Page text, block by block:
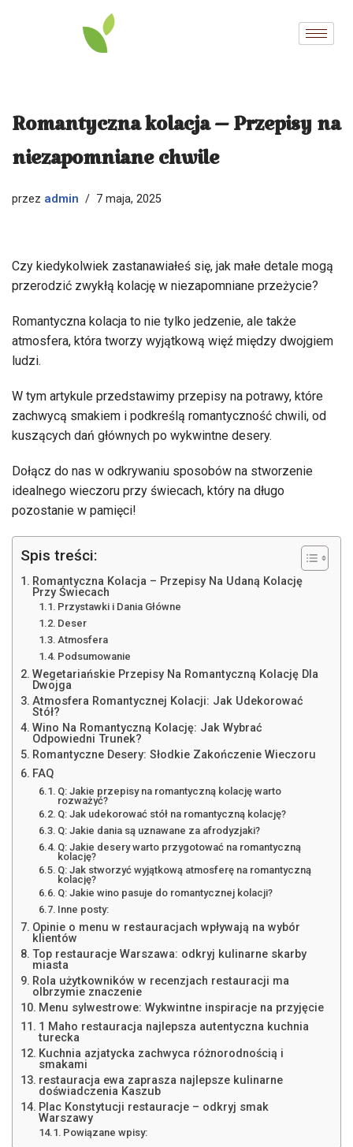
Romantyczna kolacja – Przepisy na
niezapomniane chwile
przez admin 7 maja, 2025
Czy kiedykolwiek zastanawiałeś się, jak małe detale mogą
przerodzić zwykłą kolację w niezapomniane przeżycie?
Romantyczna kolacja to nie tylko jedzenie, ale także
atmosfera, która tworzy wyjątkową więź między dwojgiem
ludzi.
W tym artykule przedstawimy przepisy na potrawy, które
zachwycą smakiem i podkreślą romantyczność chwili, od
kuszących dań głównych po wykwintne desery.
Dołącz do nas w odkrywaniu sposobów na stworzenie
idealnego wieczoru przy świecach, który na długo
pozostanie w pamięci!
Spis treści:
Romantyczna Kolacja – Przepisy Na Udaną Kolację
Przy Świecach
Przystawki i Dania Główne
Deser
Atmosfera
Podsumowanie
Wegetariańskie Przepisy Na Romantyczną Kolację Dla
Dwojga
Atmosfera Romantycznej Kolacji: Jak Udekorować
Stół?
Wino Na Romantyczną Kolację: Jak Wybrać
Odpowiedni Trunek?
Romantyczne Desery: Słodkie Zakończenie Wieczoru
FAQ
Q: Jakie przepisy na romantyczną kolację warto
rozważyć?
Q: Jak udekorować stół na romantyczną kolację?
Q: Jakie dania są uznawane za afrodyzjaki?
Q: Jakie desery warto przygotować na romantyczną
kolację?
Q: Jak stworzyć wyjątkową atmosferę na romantyczną
kolację?
Q: Jakie wino pasuje do romantycznej kolacji?
Inne posty:
Opinie o menu w restauracjach wpływają na wybór
klientów
Top restauracje Warszawa: odkryj kulinarne skarby
miasta
Rola użytkowników w recenzjach restauracji ma
olbrzymie znaczenie
Menu sylwestrowe: Wykwintne inspiracje na przyjęcie
1 Maho restauracja najlepsza autentyczna kuchnia
turecka
Kuchnia azjatycka zachwyca różnorodnością i
smakami
restauracja ewa zaprasza najlepsze kulinarne
doświadczenia Kaszub
Plac Konstytucji restauracje – odkryj smak
Warszawy
Powiązane wpisy: